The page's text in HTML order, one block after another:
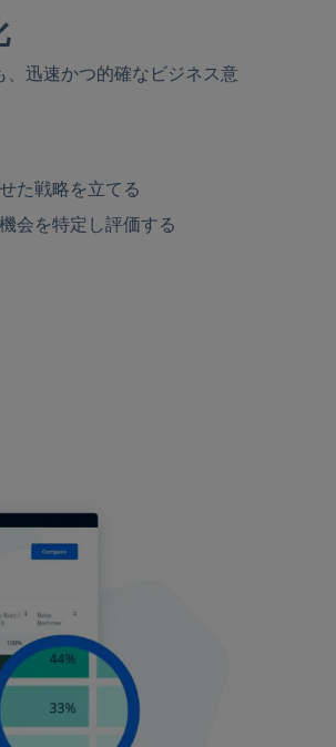
、迅速かつ的確なビジネス意
た戦略を立てる
会を特定し評価する